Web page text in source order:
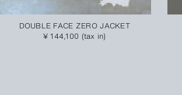
DOUBLE FACE ZERO JACKET
¥ 144,100 (tax in)